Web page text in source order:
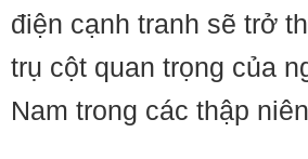
điện cạnh tranh sẽ trở
trụ cột quan trọng của
Nam trong các thập